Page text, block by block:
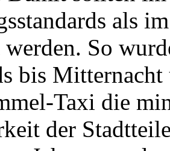
als
werden. So
bis
Taxi die
der